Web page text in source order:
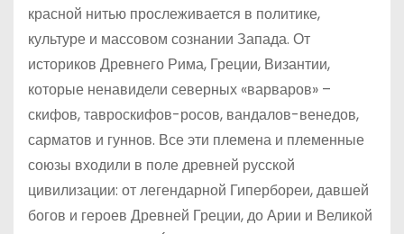
красной нитью прослеживается в политике,
культуре и массовом сознании Запада. От
историков Древнего Рима, Греции, Византии,
которые ненавидели северных «варваров» –
скифов, тавроскифов-росов, вандалов-венедов,
сарматов и гуннов. Все эти племена и племенные
союзы входили в поле древней русской
цивилизации: от легендарной Гипербореи, давшей
богов и героев Древней Греции, до Арии и Великой